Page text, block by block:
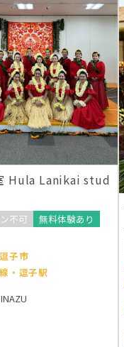
Hula Lanikai stud
不可
無料体験あり
子市
・逗子駅